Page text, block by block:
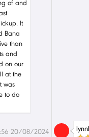
of and
It
Bana
than
and
on our
at the
was
to do
lynnl
20/08/2024